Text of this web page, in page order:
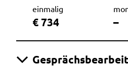
einmalig
€ 734 –